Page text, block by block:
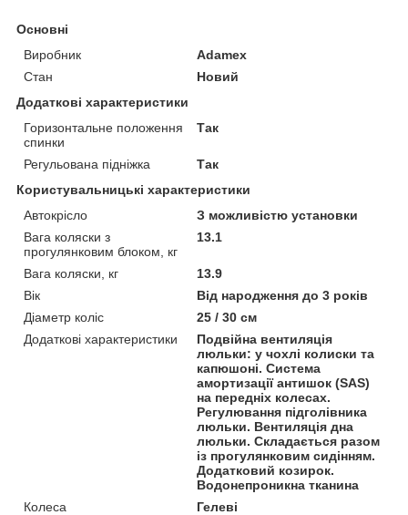
Основні
Виробник
Adamex
Стан
Новий
Додаткові характеристики
Горизонтальне положення
спинки
Так
Регульована підніжка
Так
Користувальницькі характеристики
Автокрісло
З можливістю установки
Вага коляски з
прогулянковим блоком, кг
13.1
Вага коляски, кг
13.9
Вік
Від народження до 3 років
Діаметр коліс
25 / 30 см
Додаткові характеристики
Подвійна вентиляція
люльки: у чохлі колиски та
капюшоні. Система
амортизації антишок (SAS)
на передніх колесах.
Регулювання підголівника
люльки. Вентиляція дна
люльки. Складається разом
із прогулянковим сидінням.
Додатковий козирок.
Водонепроникна тканина
Колеса
Гелеві